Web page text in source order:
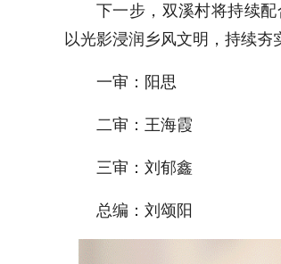
下一步，双溪村将持续
以光影浸润乡风文明，持续夯
一审：阳思
二审：王海霞
三审：刘郁鑫
总编：刘颂阳